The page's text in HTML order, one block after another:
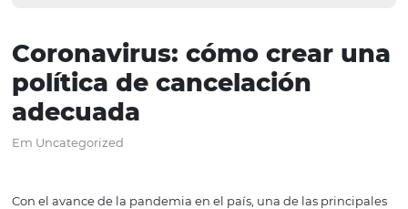
Coronavirus: cómo crear
política de cancelación